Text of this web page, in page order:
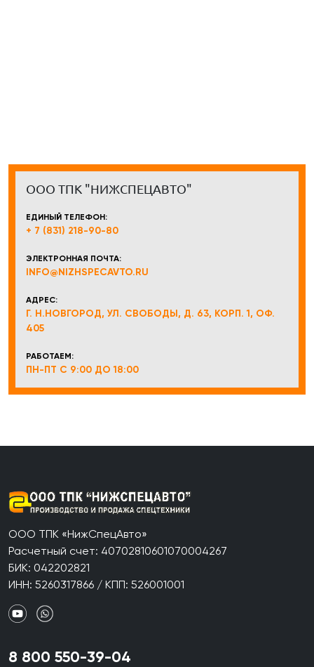
ООО ТПК "НИЖСПЕЦАВТО"
ЕДИНЫЙ ТЕЛЕФОН:
+ 7 (831) 218-90-80
ЭЛЕКТРОННАЯ ПОЧТА:
INFO@NIZHSPECAVTO.RU
АДРЕС:
Г. Н.НОВГОРОД, УЛ. СВОБОДЫ, Д. 63, КОРП. 1, ОФ.
405
РАБОТАЕМ:
ПН-ПТ С 9:00 ДО 18:00
ООО ТПК «НижСпецАвто»
Расчетный счет: 40702810601070004267
БИК: 042202821
ИНН: 5260317866 / КПП: 526001001
8 800 550-39-04